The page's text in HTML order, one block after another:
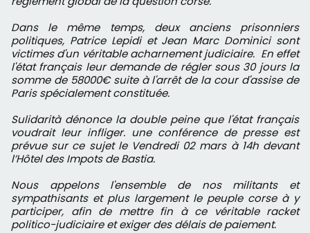
Dans le même temps, deux anciens prisonniers
politiques, Patrice Lepidi et Jean Marc Dominici sont
victimes d'un véritable acharnement judiciaire. En effet
l'état français leur demande de régler sous 30 jours la
somme de 58000€ suite à l'arrêt de la cour d'assise de
Paris spécialement constituée.
Sulidarità dénonce la double peine que l'état français
voudrait leur infliger. une conférence de presse est
prévue sur ce sujet le Vendredi 02 mars à 14h devant
l’Hôtel des Impots de Bastia.
Nous appelons l'ensemble de nos militants et
sympathisants et plus largement le peuple corse à y
participer, afin de mettre fin à ce véritable racket
politico-judiciaire et exiger des délais de paiement.